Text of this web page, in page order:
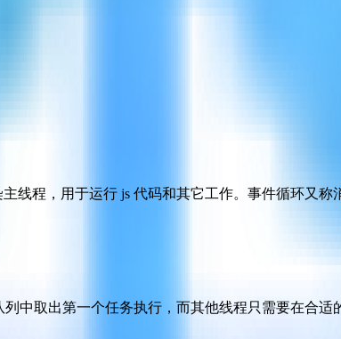
线程，用于运行 js 代码和其它工作。事件循环又称
中取出第一个任务执行，而其他线程只需要在合